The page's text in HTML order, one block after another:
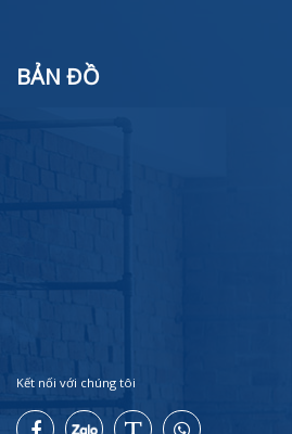
BẢN ĐỒ
Kết nối với chúng tôi